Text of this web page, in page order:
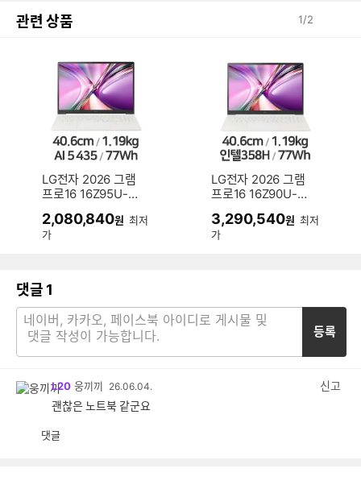
관련 상품 1/2
LG전자 2026 그램
프로16 16Z95U-G
B)
2,080,840원 최저
가
LG전자 2026 그램
프로16 16Z90U-K
3,290,540원 최저
가
댓글 1
등록
L20 웅끼끼 26.06.04.
신고
괜찮은 노트북 같군요
댓글